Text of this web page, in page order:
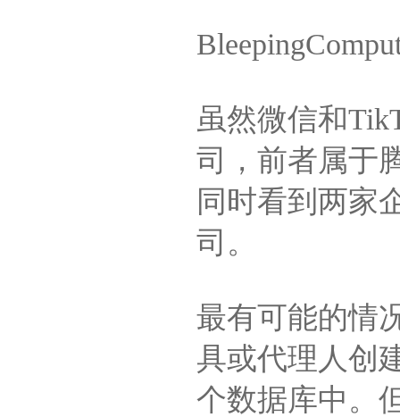
虽然微信和
司，前者属于
同时看到两家
司。
最有可能的情
具或代理人创
个数据库中。